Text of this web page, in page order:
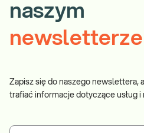
naszym
newsletterze
Zapisz się do naszego newslettera,
trafiać informacje dotyczące usług